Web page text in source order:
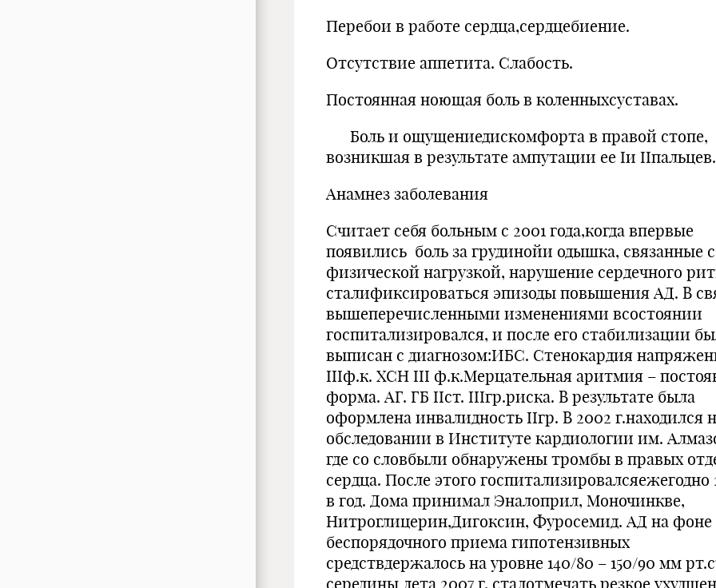
Перебои в работе сердца,сердцебиение.
Отсутствие аппетита. Слабость.
Постоянная ноющая боль в коленныхсуставах.
Боль и ощущениедискомфорта в правой стопе,
возникшая в результате ампутации ее Iи
Анамнез заболевания
Считает себя больным с 2001 года,когда впервые
появились боль за грудинойи одышка, связанные с
физической нагрузкой, нарушение сердечного
сталификсироваться эпизоды повышения АД. В
вышеперечисленными изменениями всостоянии
госпитализировался, и после его стабилизации
выписан с диагнозом:ИБС. Стенокардия
IIIф.к. ХСН III ф.к.Мерцательная аритмия –
форма. АГ. ГБ IIст. IIIгр.риска. В результате была
оформлена инвалидность IIгр. В 2002 г.находился
обследовании в Институте кардиологии им.
где со словбыли обнаружены тромбы в правых
сердца. После этого госпитализировалсяежегодно
в год. Дома принимал Эналоприл, Моночинкве,
Нитроглицерин,Дигоксин, Фуросемид. АД на фоне
беспорядочного приема гипотензивных
средствдержалось на уровне 140/80 – 150/90 мм
середины лета 2007 г. сталотмечать резкое